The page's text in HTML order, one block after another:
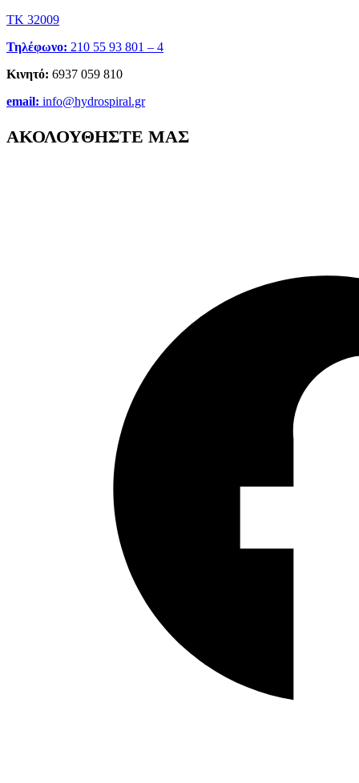
ΤΚ 32009
Τηλέφωνο: 210 55 93 801 – 4
Κινητό: 6937 059 810
email: info@hydrospiral.gr
ΑΚΟΛΟΥΘΗΣΤΕ ΜΑΣ